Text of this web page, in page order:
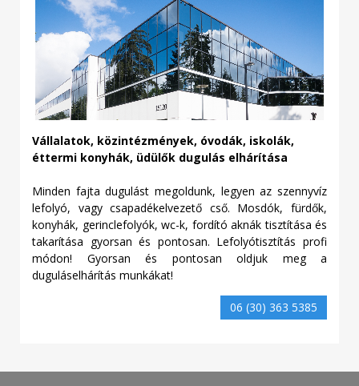
Vállalatok, közintézmények, óvodák, iskolák,
éttermi konyhák, üdülők dugulás elhárítása
Minden fajta dugulást megoldunk, legyen az szennyvíz
lefolyó, vagy csapadékelvezető cső. Mosdók, fürdők,
konyhák, gerinclefolyók, wc-k, fordító aknák tisztítása és
takarítása gyorsan és pontosan. Lefolyótisztítás profi
módon! Gyorsan és pontosan oldjuk meg a
duguláselhárítás munkákat!
06 (30) 363 5385